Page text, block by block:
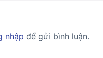
nhập để gửi bình luận.